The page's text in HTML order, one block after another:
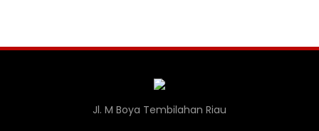
Jl. M Boya Tembilahan Riau